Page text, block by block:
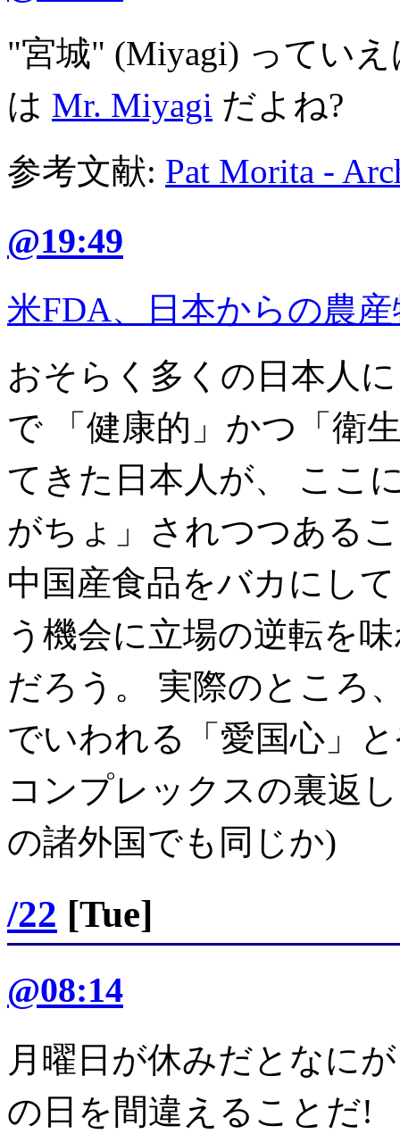
"宮城" (Miyagi) ってい
は Mr. Miyagi だよね?
参考文献: Pat Morita -
@19:49
米FDA、日本からの農
おそらく多くの日本人
で 「健康的」かつ「衛
てきた日本人が、 ここ
がちょ」されつつある
中国産食品をバカにし
う機会に立場の逆転を
だろう。 実際のところ
でいわれる「愛国心」
コンプレックスの裏返
の諸外国でも同じか)
/22 [Tue]
@08:14
月曜日が休みだとなに
の日を間違えることだ!